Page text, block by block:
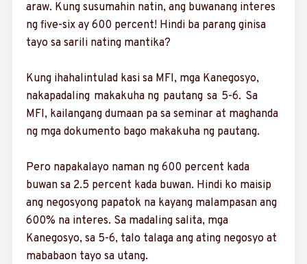
araw. Kung susumahin natin, ang buwanang interes
ng five-six ay 600 percent! Hindi ba parang ginisa
tayo sa sarili nating mantika?
Kung ihahalintulad kasi sa MFI, mga Kanegosyo,
nakapadaling makakuha ng pautang sa 5-6. Sa
MFI, kailangang dumaan pa sa seminar at maghanda
ng mga dokumento bago makakuha ng pautang.
Pero napakalayo naman ng 600 percent kada
buwan sa 2.5 percent kada buwan. Hindi ko maisip
ang negosyong papatok na kayang malampa­san ang
600% na interes. Sa madaling salita, mga
Kanegosyo, sa 5-6, talo talaga ang ating negosyo at
mababaon tayo sa utang.